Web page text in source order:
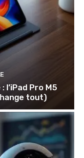
l’iPad Pro M5
tout)